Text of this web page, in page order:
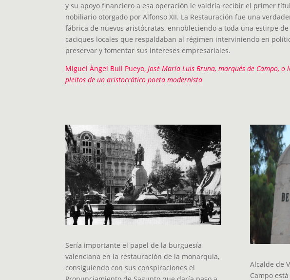
y su apoyo financiero a esa operación le valdría recibir el primer
nobiliario otorgado por Alfonso XII. La Restauración fue una
fábrica de nuevos aristócratas, ennobleciendo a toda una estirpe de
caciques locales que respaldaban al régimen interviniendo en
preservar y fomentar sus intereses empresariales.
Miguel Ángel Buil Pueyo,José María Luis Bruna, marqués de Campo, o
pleitos de un aristocrático poeta modernista
Sería importante el papel de la burguesía
valenciana en la restauración de la monarquía,
consiguiendo con sus conspiraciones el
Alcalde de
Campo